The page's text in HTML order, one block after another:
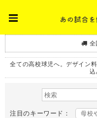
全
全ての高校球児へ。デザイン
込
注目のキーワード： 母校